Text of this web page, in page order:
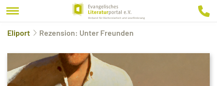
Eliport Rezension: Unter Freunden